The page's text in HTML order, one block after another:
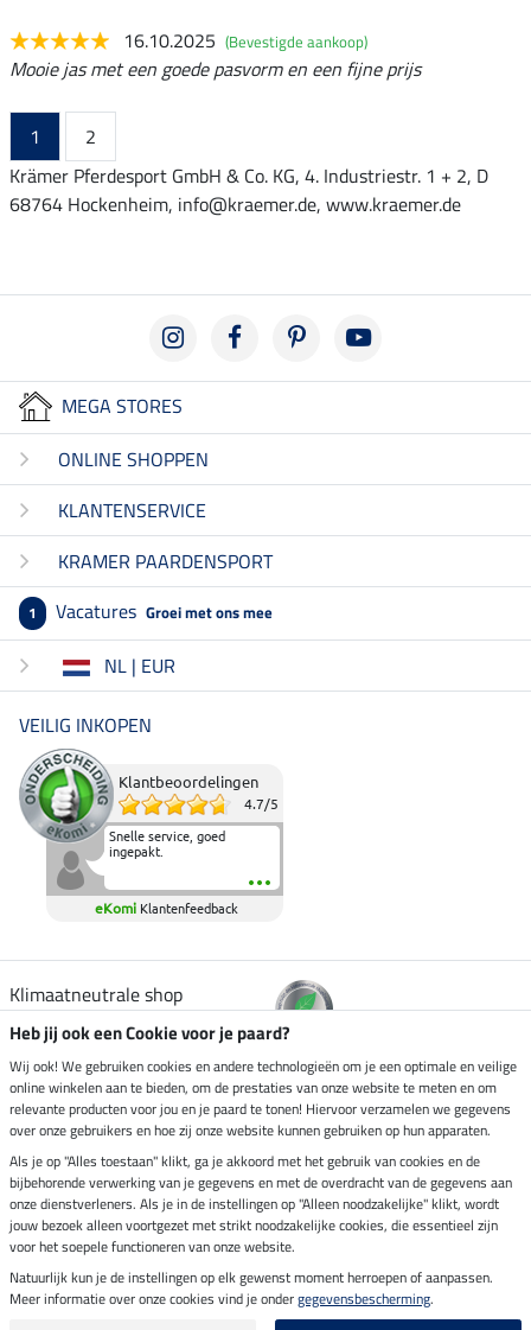
16.10.2025 (Bevestigde aankoop)
Mooie jas met een goede pasvorm en een fijne prijs
1
2
Krämer Pferdesport GmbH & Co. KG, 4. Industriestr. 1 + 2, D
68764 Hockenheim, info@kraemer.de, www.kraemer.de
MEGA STORES
ONLINE SHOPPEN
KLANTENSERVICE
KRAMER PAARDENSPORT
1 Vacatures Groei met ons mee
NL | EUR
VEILIG INKOPEN
Klantbeoordelingen
4.7/5
Snelle service, goed
ingepakt.
eKomi Klantenfeedback
Klimaatneutrale shop
Verzending per
Veilig betalen met
Impressum
Laatste update op 09.08.2026 om 03:09 uur
Heb jij ook een Cookie voor je paard?
Wij ook! We gebruiken cookies en andere technologieën om je een optimale en veilige
online winkelen aan te bieden, om de prestaties van onze website te meten en om
relevante producten voor jou en je paard te tonen! Hiervoor verzamelen we gegevens
over onze gebruikers en hoe zij onze website kunnen gebruiken op hun apparaten.
Als je op "Alles toestaan" klikt, ga je akkoord met het gebruik van cookies en de
bijbehorende verwerking van je gegevens en met de overdracht van de gegevens aan
onze dienstverleners. Als je in de instellingen op "Alleen noodzakelijke" klikt, wordt
jouw bezoek alleen voortgezet met strikt noodzakelijke cookies, die essentieel zijn
voor het soepele functioneren van onze website.
Natuurlijk kun je de instellingen op elk gewenst moment herroepen of aanpassen.
Meer informatie over onze cookies vind je ondergegevensbescherming.